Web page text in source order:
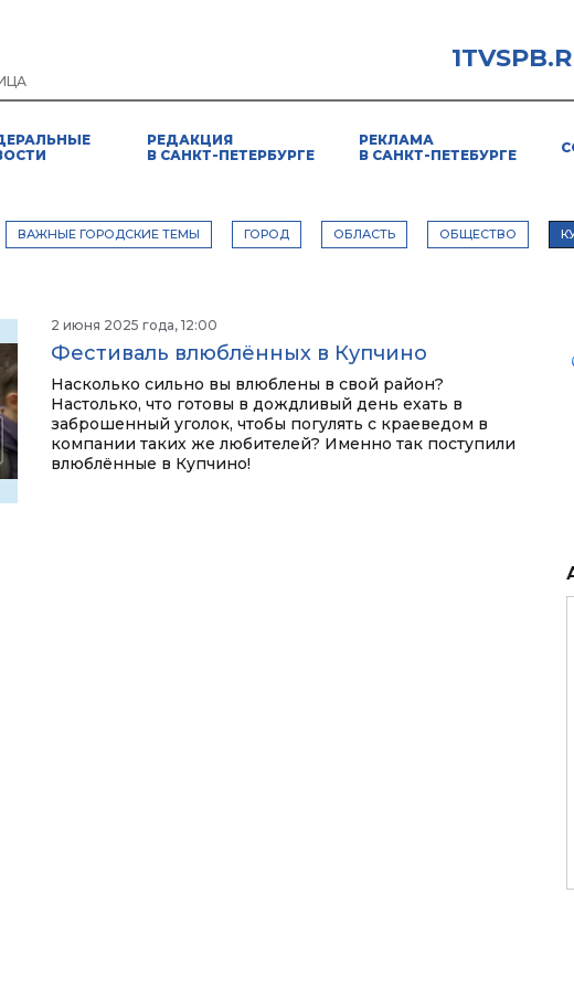
РЕДАКЦИЯ
В САНКТ-ПЕТЕРБУРГЕ
РЕКЛАМА
В САНКТ-ПЕТЕБУРГЕ
ВАЖНЫЕ ГОРОДСКИЕ ТЕМЫ ГОРОД ОБЛАСТЬ ОБЩЕСТВО
2 июня 2025 года, 12:00
Фестиваль влюблённых в Купчино
Насколько сильно вы влюблены в свой район?
Настолько, что готовы в дождливый день ехать в
заброшенный уголок, чтобы погулять с краеведом в
компании таких же любителей? Именно так поступили
влюблённые в Купчино!